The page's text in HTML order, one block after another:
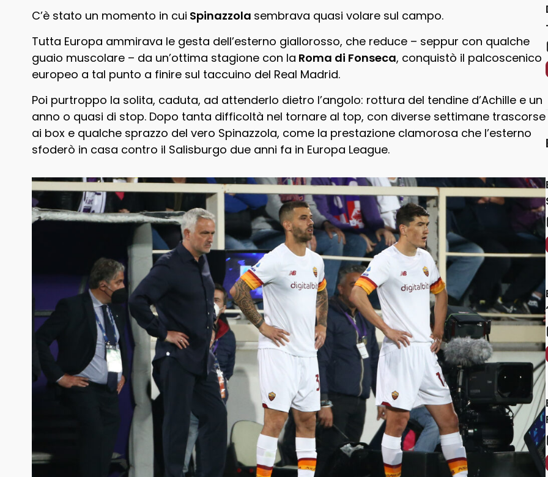
C’è stato un momento in cui Spinazzola sembrava quasi volare sul campo.
Tutta Europa ammirava le gesta dell’esterno giallorosso, che reduce – seppur con qualche
guaio muscolare – da un’ottima stagione con la Roma di Fonseca, conquistò il palcoscenico
europeo a tal punto a finire sul taccuino del Real Madrid.
Poi purtroppo la solita, caduta, ad attenderlo dietro l’angolo: rottura del tendine d’Achille e un
anno o quasi di stop. Dopo tanta difficoltà nel tornare al top, con diverse settimane trascorse
ai box e qualche sprazzo del vero Spinazzola, come la prestazione clamorosa che l’esterno
sfoderò in casa contro il Salisburgo due anni fa in Europa League.